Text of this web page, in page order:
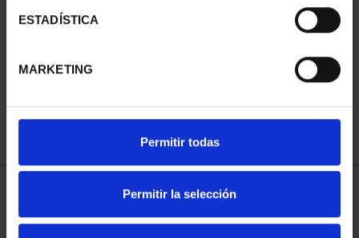
ESTADÍSTICA
MARKETING
Permitir todas
Permitir la selección
SUSCRIPCIÓN
949,00 €
registrados
SUSCRIPCIÓN
CAPITALES DE
PROVINCIA 4
949,00 €
registrados